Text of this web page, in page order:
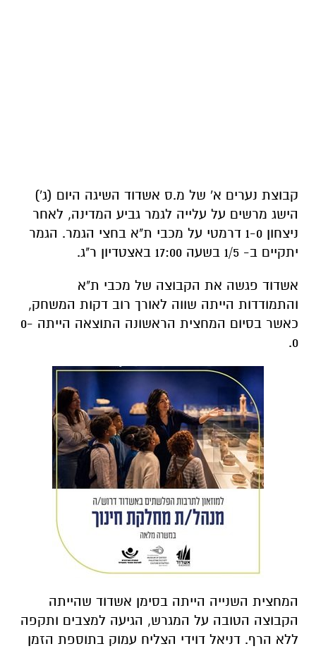
קבוצת נערים א' של מ.ס אשדוד השיגה היום (ג')
הישג מרשים על עלייה לגמר גביע המדינה, לאחר
ניצחון 1-0 דרמטי על מכבי ת"א בחצי הגמר. הגמר
יתקיים ב- 1/5 בשעה 17:00 באצטדיון ר"ג.
אשדוד פגשה את הקבוצה של מכבי ת"א
והתמודדות הייתה שווה לאורך רוב דקות המשחק,
כאשר בסיום המחצית הראשונה התוצאה הייתה 0-
0.
המחצית השנייה הייתה בסימן אשדוד שהייתה
הקבוצה הטובה על המגרש, הגיעה למצבים ותקפה
ללא הרף. דניאל דוידי הצליח עמוק בתוספת הזמן